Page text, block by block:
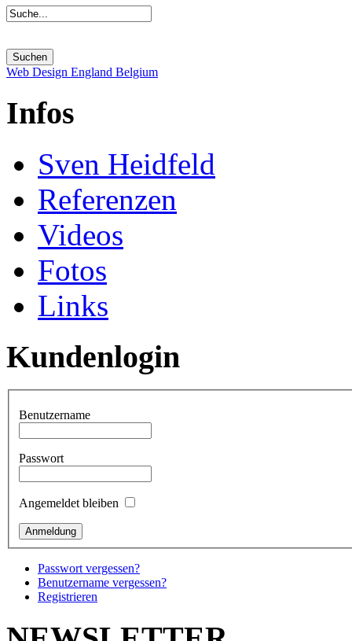
Web Design England Belgium
Infos
Sven Heidfeld
Referenzen
Videos
Fotos
Links
Kundenlogin
Benutzername
Passwort
Angemeldet bleiben
Passwort vergessen?
Benutzername vergessen?
Registrieren